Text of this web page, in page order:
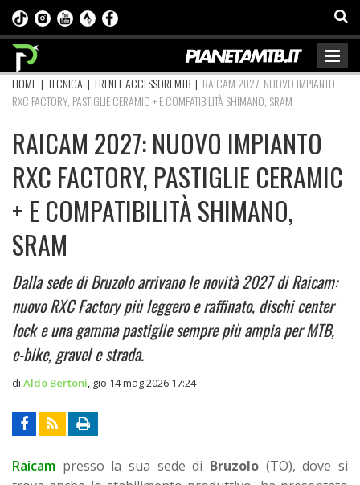
HOME |TECNICA | FRENI E ACCESSORI MTB | RAICAM 2027: NUOVO IMPIANTO
RXC FACTORY, PASTIGLIE CERAMIC + E COMPATIBILITÀ SHIMANO, SRAM
RAICAM 2027: NUOVO IMPIANTO
RXC FACTORY, PASTIGLIE CERAMIC
+ E COMPATIBILITÀ SHIMANO,
SRAM
Dalla sede di Bruzolo arrivano le novità 2027 di Raicam:
nuovo RXC Factory più leggero e raffinato, dischi center
lock e una gamma pastiglie sempre più ampia per MTB,
e-bike, gravel e strada.
di Aldo Bertoni gio 14 mag 2026 17:24
Raicam presso la sua sede di Bruzolo (TO), dove si